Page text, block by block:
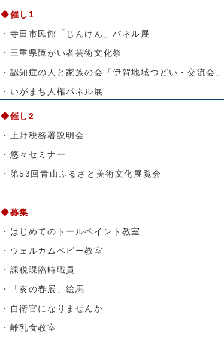
◆催し1
・寺田市民館「じんけん」パネル展
・三重県障がい者芸術文化祭
・認知症の人と家族の会「伊賀地域つどい・交流会」
・いがまち人権パネル展
◆催し2
・上野税務署説明会
・悠々セミナー
・第53回青山ふるさと美術文化展覧会
◆募集
・はじめてのトールペイント教室
・ウェルカムベビー教室
・課税課臨時職員
・「亥の春展」絵馬
・自衛官になりませんか
・離乳食教室